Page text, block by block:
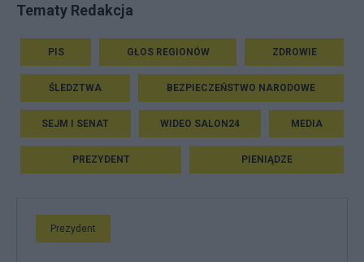
Tematy Redakcja
PIS GŁOS REGIONÓW ZDROWIE
ŚLEDZTWA BEZPIECZEŃSTWO NARODOWE
SEJM I SENAT WIDEO SALON24 MEDIA
PREZYDENT PIENIĄDZE
Prezydent